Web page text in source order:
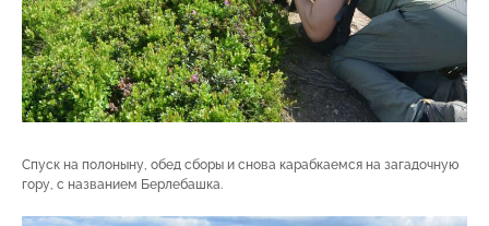
Спуск на полоныну, обед сборы и снова карабкаемся на загадочную
гору, с названием Берлебашка.